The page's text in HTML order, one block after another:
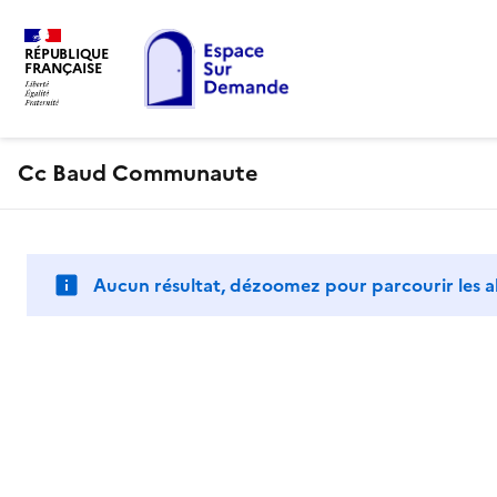
RÉPUBLIQUE
FRANÇAISE
Cc Baud Communaute
Aucun résultat, dézoomez pour parcourir les